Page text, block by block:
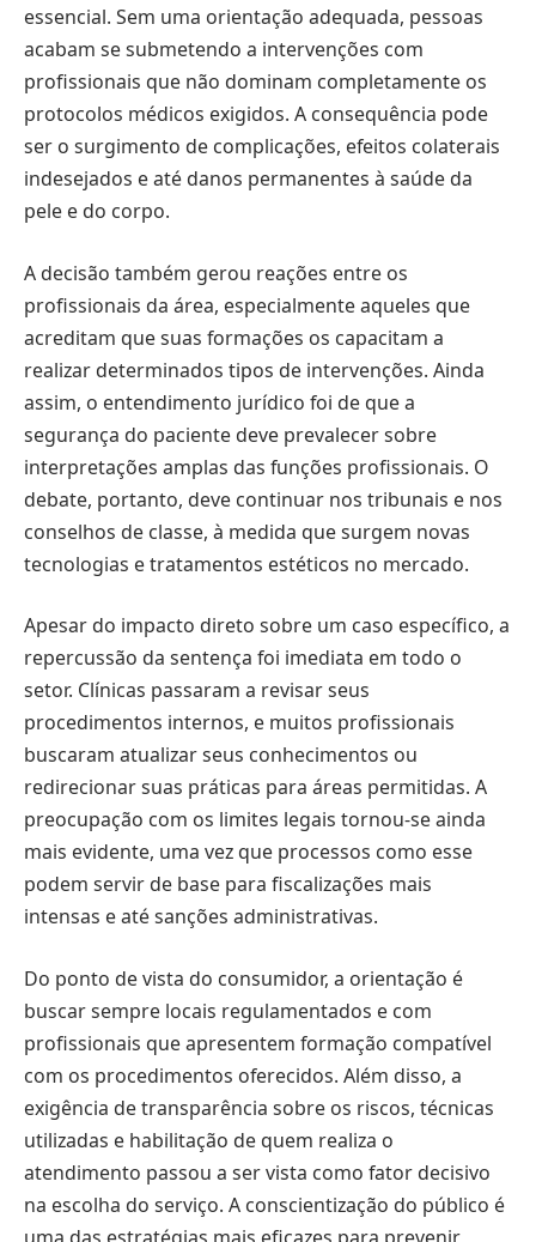
essencial. Sem uma orientação adequada, pessoas
acabam se submetendo a intervenções com
profissionais que não dominam completamente os
protocolos médicos exigidos. A consequência pode
ser o surgimento de complicações, efeitos colaterais
indesejados e até danos permanentes à saúde da
pele e do corpo.
A decisão também gerou reações entre os
profissionais da área, especialmente aqueles que
acreditam que suas formações os capacitam a
realizar determinados tipos de intervenções. Ainda
assim, o entendimento jurídico foi de que a
segurança do paciente deve prevalecer sobre
interpretações amplas das funções profissionais. O
debate, portanto, deve continuar nos tribunais e nos
conselhos de classe, à medida que surgem novas
tecnologias e tratamentos estéticos no mercado.
Apesar do impacto direto sobre um caso específico, a
repercussão da sentença foi imediata em todo o
setor. Clínicas passaram a revisar seus
procedimentos internos, e muitos profissionais
buscaram atualizar seus conhecimentos ou
redirecionar suas práticas para áreas permitidas. A
preocupação com os limites legais tornou-se ainda
mais evidente, uma vez que processos como esse
podem servir de base para fiscalizações mais
intensas e até sanções administrativas.
Do ponto de vista do consumidor, a orientação é
buscar sempre locais regulamentados e com
profissionais que apresentem formação compatível
com os procedimentos oferecidos. Além disso, a
exigência de transparência sobre os riscos, técnicas
utilizadas e habilitação de quem realiza o
atendimento passou a ser vista como fator decisivo
na escolha do serviço. A conscientização do público é